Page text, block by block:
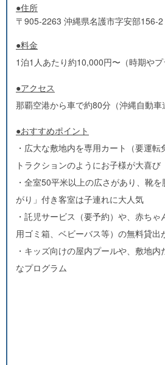
●住所
〒905-2263 沖縄県名護市字安部156-2
●料金
1泊1人あたり約10,000円〜（時期やプ
●アクセス
那覇空港から車で約80分（沖縄自動車
●おすすめポイント
・広大な敷地内を専用カート（要運
トラクションのようにお子様が大喜び
・全室50平米以上の広さがあり、靴
がり」付き客室は子連れに大人気
・託児サービス（要予約）や、赤ち
用ゴミ箱、ベビーバス等）の無料貸出
・キッズ向けの屋内プールや、敷地
なプログラム